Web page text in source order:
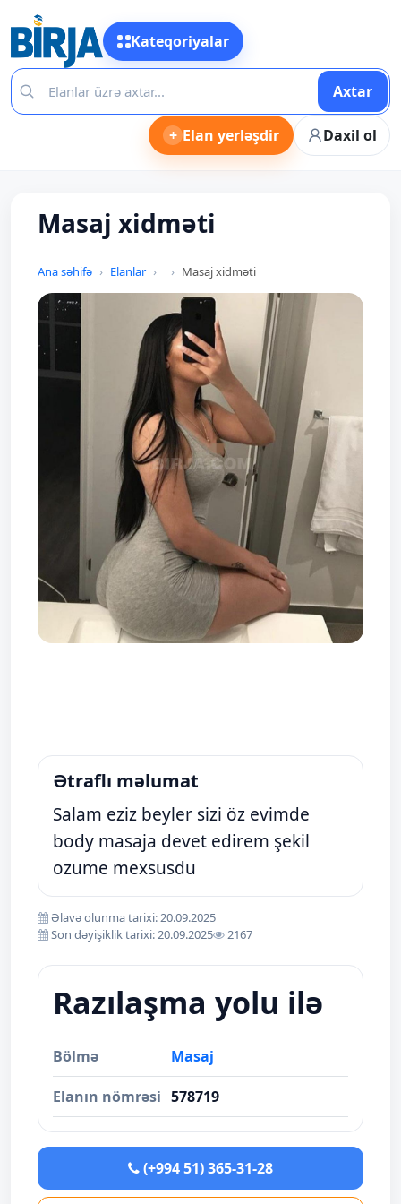
Kateqoriyalar
Axtar
+ Elan yerləşdir Daxil ol
Masaj xidməti
Ana səhifə Elanlar Masaj xidməti
Ətraflı məlumat
Salam eziz beyler sizi öz evimde
body masaja devet edirem şekil
ozume mexsusdu
Əlavə olunma tarixi: 20.09.2025
Son dəyişiklik tarixi: 20.09.2025
2167
Razılaşma yolu ilə
Bölmə Masaj
Elanın nömrəsi 578719
(+994 51) 365-31-28